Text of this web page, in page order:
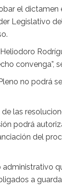
el
Legislativo
convenga”,
no podrá
las
podrá
del
a